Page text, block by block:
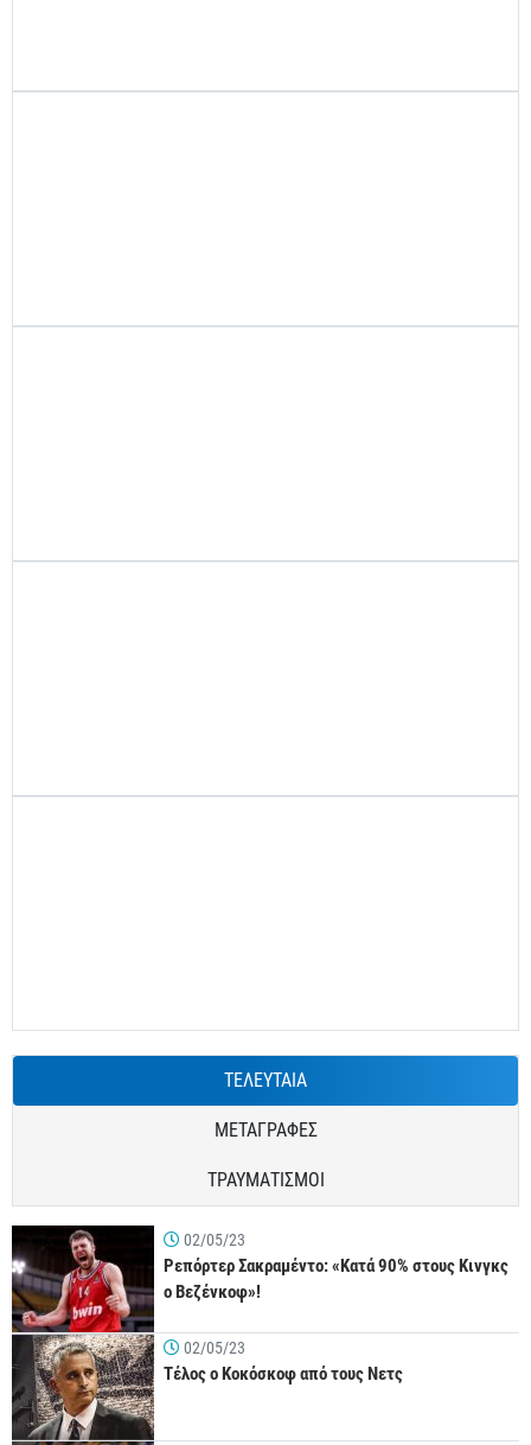
ΤΕΛΕΥΤΑΙΑ
ΜΕΤΑΓΡΑΦΕΣ
ΤΡΑΥΜΑΤΙΣΜΟΙ
02/05/23
Ρεπόρτερ Σακραμέντο: «Κατά 90% στους Κινγκς
ο Βεζένκοφ»!
02/05/23
Τέλος ο Κοκόσκοφ από τους Νετς